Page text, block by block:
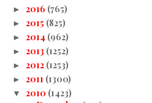
► 2016 (765)
► 2015 (825)
► 2014 (962)
► 2013 (1252)
► 2012 (1253)
► 2011 (1300)
▼ 2010 (1423)